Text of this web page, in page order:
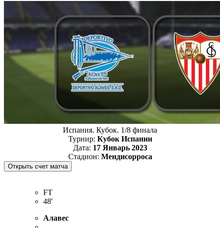
Испания. Кубок. 1/8 финала
Турнир: Кубок Испании
Дата: 17 Январь 2023
Стадион: Мендисорроса
FT
48′
Алавес